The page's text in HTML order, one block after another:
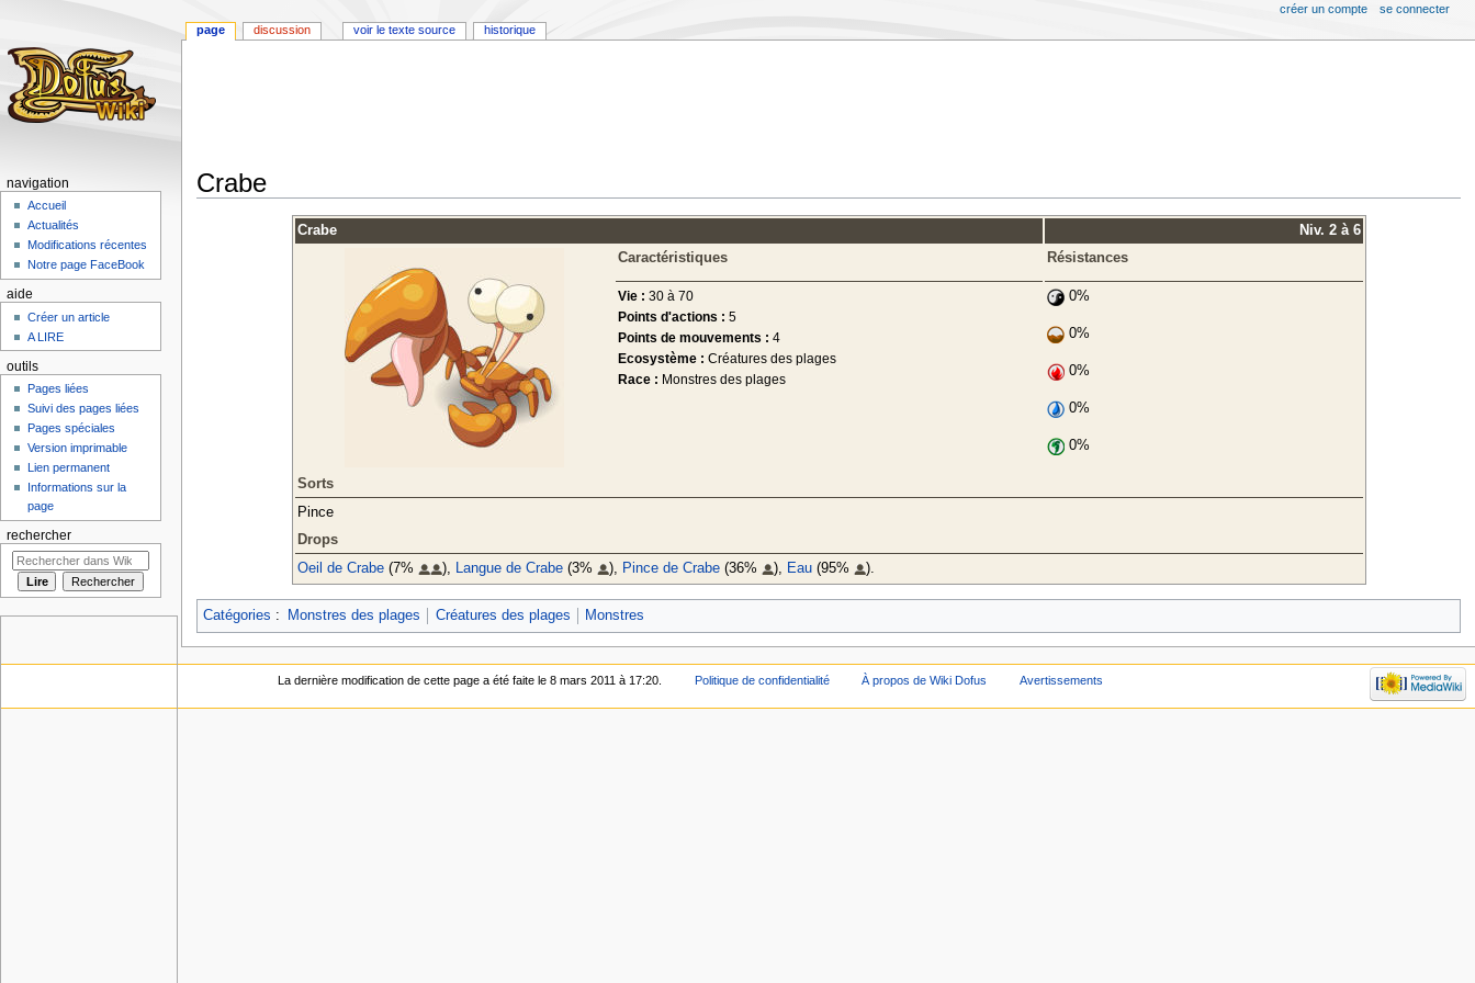
Crabe
Crabe
Niv. 2 à 6
Caractéristiques
Résistances
Vie : 30 à 70
Points d'actions : 5
Points de mouvements : 4
Ecosystème : Créatures des plages
Race : Monstres des plages
0%
0%
0%
0%
0%
Sorts
Pince
Drops
Oeil de Crabe(7% ), Langue de Crabe(3% ), Pince de Crabe(36% ), Eau(95% ).
Catégories : Monstres des plages Créatures des plages Monstres
page discussion voir le texte source historique
créer un compte se connecter
navigation
Accueil
Actualités
Modifications récentes
Notre page FaceBook
aide
Créer un article
A LIRE
outils
Pages liées
Suivi des pages liées
Pages spéciales
Version imprimable
Lien permanent
Informations sur la
page
rechercher
La dernière modification de cette page a été faite le 8 mars 2011 à 17:20. Politique de confidentialité À propos de Wiki Dofus Avertissements